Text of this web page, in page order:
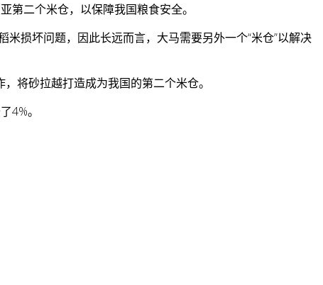
第二个米仓，以保障我国粮食安全。
损坏问题，因此长远而言，大马需要另外一个“米仓”以解决
将砂拉越打造成为我国的第二个米仓。
4%。